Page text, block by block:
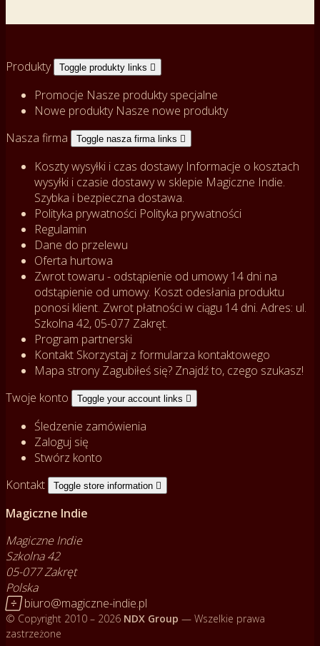
Produkty Toggle produkty links 
Promocje Nasze produkty specjalne
Nowe produkty Nasze nowe produkty
Nasza firma
Toggle nasza firma links 
Koszty wysyłki i czas dostawy Informacje o kosztach
wysyłki i czasie dostawy w sklepie Magiczne Indie.
Szybka i bezpieczna dostawa.
Polityka prywatności Polityka prywatności
Regulamin
Dane do przelewu
Oferta hurtowa
Zwrot towaru - odstąpienie od umowy14 dni na
odstąpienie od umowy. Koszt odesłania produktu
ponosi klient. Zwrot płatności w ciągu 14 dni. Adres: ul.
Szkolna 42, 05-077 Zakręt.
Program partnerski
Kontakt Skorzystaj z formularza kontaktowego
Mapa stronyZagubiłeś się? Znajdź to, czego szukasz!
Twoje konto
Toggle your account links 
Śledzenie zamówienia
Zaloguj się
Stwórz konto
Kontakt
Toggle store information 
Magiczne Indie
Magiczne Indie
Szkolna 42
05-077 Zakręt
Polska
 biuro@magiczne-indie.pl
© Copyright 2010 – 2026 NDX Group — Wszelkie prawa
zastrzeżone